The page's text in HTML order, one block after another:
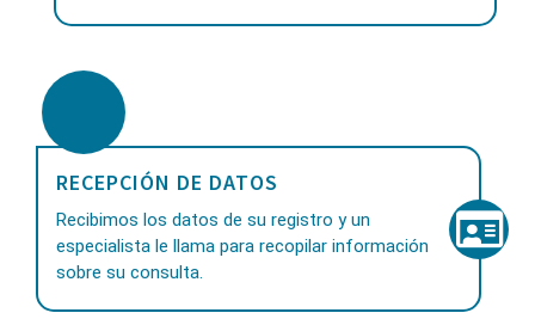
RECEPCIÓN DE DATOS
Recibimos los datos de su registro y un
especialista le llama para recopilar información
sobre su consulta.